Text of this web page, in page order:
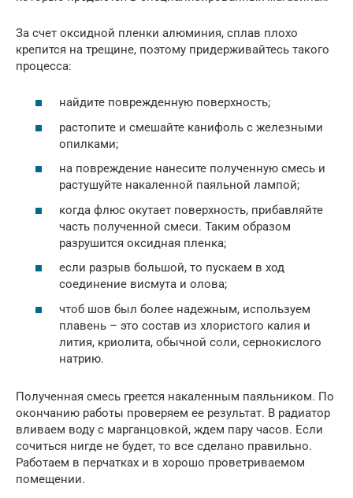
За счет оксидной пленки алюминия, сплав плохо
крепится на трещине, поэтому придерживайтесь такого
процесса:
найдите поврежденную поверхность;
растопите и смешайте канифоль с железными
опилками;
на повреждение нанесите полученную смесь и
растушуйте накаленной паяльной лампой;
когда флюс окутает поверхность, прибавляйте
часть полученной смеси. Таким образом
разрушится оксидная пленка;
если разрыв большой, то пускаем в ход
соединение висмута и олова;
чтоб шов был более надежным, используем
плавень – это состав из хлористого калия и
лития, криолита, обычной соли, сернокислого
натрию.
Полученная смесь греется накаленным паяльником. По
окончанию работы проверяем ее результат. В радиатор
вливаем воду с марганцовкой, ждем пару часов. Если
сочиться нигде не будет, то все сделано правильно.
Работаем в перчатках и в хорошо проветриваемом
помещении.